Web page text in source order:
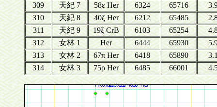
309
天紀 7 58ε Her 6324 65716
310
天紀 8 40ζ Her 6212 65485
311
天紀 9 19ξ CrB 6103 65254
312
女林 1 Her 6444 65930
313
女林 2 67π Her 6418 65890
314
女林 3 75ρ Her 6485 66001